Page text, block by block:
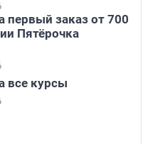
первый заказ от 700
Пятёрочка
все курсы